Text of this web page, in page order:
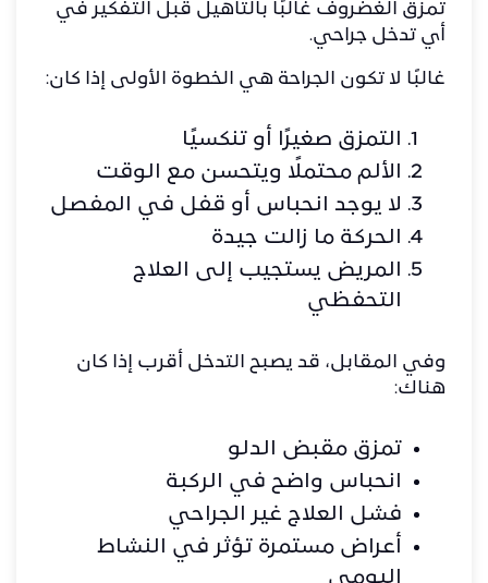
تمزق الغضروف غالبًا بالتأهيل قبل التفكير في
أي تدخل جراحي.
غالبًا لا تكون الجراحة هي الخطوة الأولى إذا كان:
التمزق صغيرًا أو تنكسيًا
الألم محتملًا ويتحسن مع الوقت
لا يوجد انحباس أو قفل في المفصل
الحركة ما زالت جيدة
المريض يستجيب إلى العلاج
التحفظي
وفي المقابل، قد يصبح التدخل أقرب إذا كان
هناك:
تمزق مقبض الدلو
انحباس واضح في الركبة
فشل العلاج غير الجراحي
أعراض مستمرة تؤثر في النشاط
اليومي